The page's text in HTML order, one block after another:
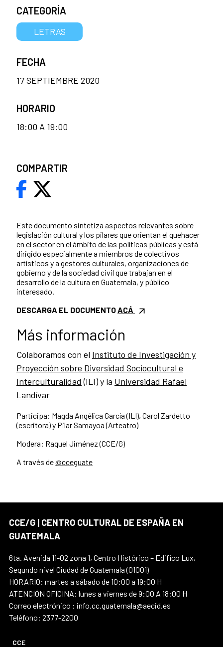
Este documento sintetiza aspectos relevantes sobre
legislación cultural y los pilares que orientan el quehacer
en el sector en el ámbito de las políticas públicas y está
dirigido especialmente a miembros de colectivos
artísticos y a gestores culturales, organizaciones de
gobierno y de la sociedad civil que trabajan en el
desarrollo de la cultura en Guatemala, y público
interesado.
DESCARGA EL DOCUMENTOACÁ
Más información
Colaboramos con el Instituto de Investigación y
Proyección sobre Diversidad Sociocultural e
Interculturalidad (ILI) y la Universidad Rafael
Landívar
Participa: Magda Angélica García (ILI), Carol Zardetto
(escritora) y Pilar Samayoa (Arteatro)
Modera: Raquel Jiménez (CCE/G)
A través de@cceguate
CATEGORÍA
LETRAS
FECHA
17 SEPTIEMBRE 2020
HORARIO
18:00 A 19:00
COMPARTIR
CCE/G | CENTRO CULTURAL DE ESPAÑA EN
GUATEMALA
6ta. Avenida 11-02 zona 1, Centro Histórico – Edifico Lux,
Segundo nivel Ciudad de Guatemala (01001)
HORARIO: martes a sábado de 10:00 a 19:00 H
ATENCIÓN OFICINA: lunes a viernes de 9:00 A 18:00 H
Correo electrónico : info.cc.guatemala@aecid.es
Teléfono: 2377-2200
CCE